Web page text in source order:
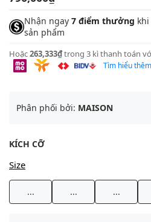
Nhận ngay 7 điểm thưởng
sản phẩm
Hoặc263,333₫trong 3 kì thanh toán
Tìm hiểu thêm
Phân phối bởi: MAISON
KÍCH CỠ
Size
... ... ...